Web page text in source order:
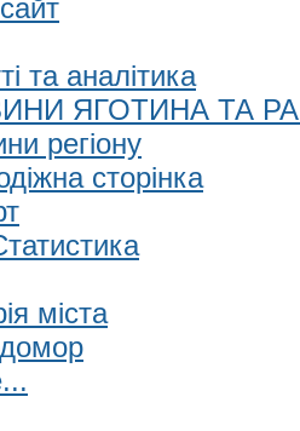
та аналітика
ЯГОТИНА ТА
регіону
сторінка
міста